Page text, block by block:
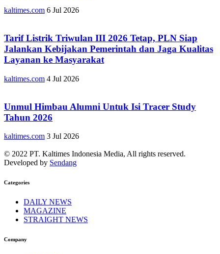
kaltimes.com 6 Jul 2026
Tarif Listrik Triwulan III 2026 Tetap, PLN Siap
Jalankan Kebijakan Pemerintah dan Jaga Kualitas
Layanan ke Masyarakat
kaltimes.com 4 Jul 2026
Unmul Himbau Alumni Untuk Isi Tracer Study
Tahun 2026
kaltimes.com 3 Jul 2026
© 2022 PT. Kaltimes Indonesia Media, All rights reserved.
Developed by Sendang
Categories
DAILY NEWS
MAGAZINE
STRAIGHT NEWS
Company